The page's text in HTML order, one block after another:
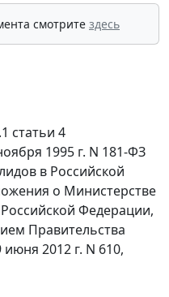
смотрите здесь
статьи 4
1995 г. N 181-ФЗ
в Российской
о Министерстве
Федерации,
Правительства
2012 г. N 610,